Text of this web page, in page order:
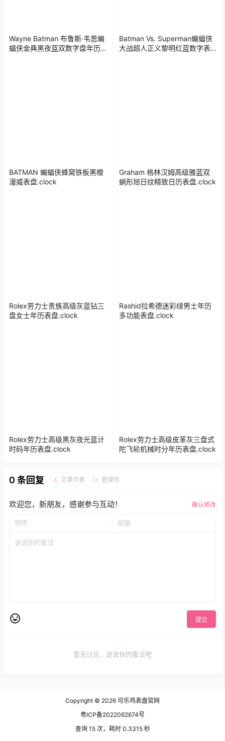
Wayne Batman 布鲁斯·韦恩蝙
蝠侠金典黑夜蓝双数字盘年历
Batman Vs. Superman蝙蝠侠
大战超人正义黎明红蓝数字表
BATMAN 蝙蝠侠蜂窝铁板黑橙
漫威表盘.clock
Graham 格林汉姆高级雅蓝双
蜗形旭日纹精致日历表盘.clock
Rolex劳力士贵族高级灰蓝钻三
盘女士年历表盘.clock
Rashid拉希德迷彩绿男士年历
多功能表盘.clock
Rolex劳力士高级黑灰夜光蓝计
时码年历表盘.clock
Rolex劳力士高级皮革灰三盘式
陀飞轮机械时分年历表盘.clock
0 条回复 A 文章作者 M 管理员
欢迎您，新朋友，感谢参与互动！ 确认修改
提交
暂无讨论，说说你的看法吧
Copyright © 2026 可乐鸡表盘官网
粤ICP备2022062674号
查询 15 次，耗时 0.3315 秒